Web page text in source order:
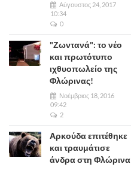
Αύγουστος 24, 2017
10:34
0
"Ζωντανά": το νέο
και πρωτότυπο
ιχθυοπωλείο της
Φλώρινας!
Νοέμβριος 18, 2016
09:42
2
Αρκούδα επιτέθηκε
και τραυμάτισε
άνδρα στη Φλώρινα